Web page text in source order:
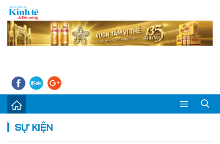
Kinh tế - Tiêu dùng
SỰ KIỆN